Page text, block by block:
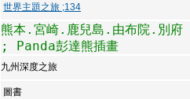
世界主題之旅 ;134
熊本.宮崎.鹿兒島.由布院.別
; Panda彭達熊插畫
九州深度之旅
圖書